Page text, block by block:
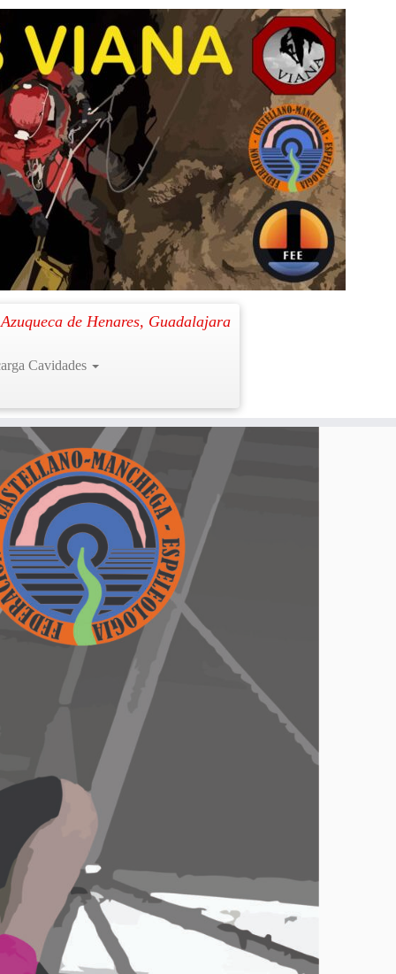
de Henares, Guadalajara
Cavidades
2025-26